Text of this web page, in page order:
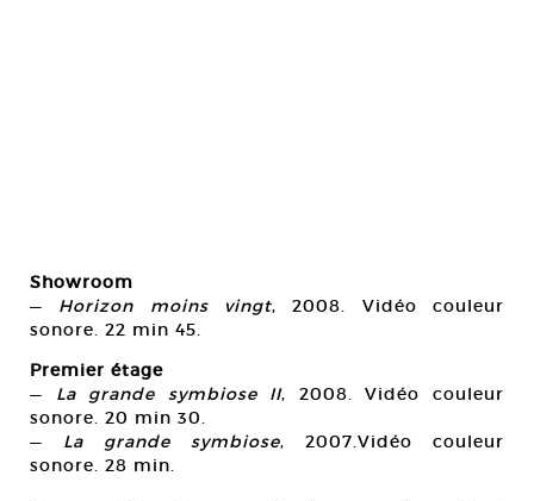
Showroom
— Horizon moins vingt, 2008. Vidéo couleur
sonore. 22 min 45.
Premier étage
— La grande symbiose II, 2008. Vidéo couleur
sonore. 20 min 30.
— La grande symbiose, 2007.Vidéo couleur
sonore. 28 min.